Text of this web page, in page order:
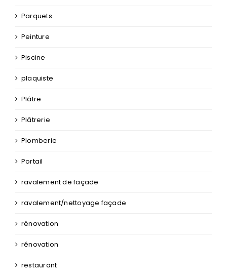
Peinture
Piscine
plaquiste
Plâtre
Plâtrerie
Plomberie
Portail
ravalement de façade
ravalement/nettoyage façade
rénovation
rénovation
restaurant
Revêtement sols/murs